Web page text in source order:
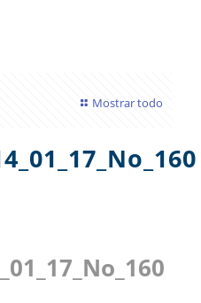
Mostrar todo